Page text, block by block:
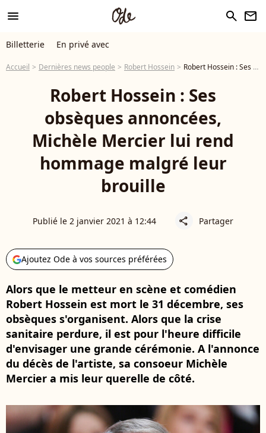
menu search newsletter
Billetterie En privé avec
Accueil Dernières news people Robert Hossein Robert Hossein : Ses obsèques annoncées, Michèle Mercier lui rend hommage malgré leur brouille
Robert Hossein : Ses
obsèques annoncées,
Michèle Mercier lui rend
hommage malgré leur
brouille
Publié le 2 janvier 2021 à 12:44 share Partager
Ajoutez Ode à vos sources préférées
Alors que le metteur en scène et comédien
Robert Hossein est mort le 31 décembre, ses
obsèques s'organisent. Alors que la crise
sanitaire perdure, il est pour l'heure difficile
d'envisager une grande cérémonie. A l'annonce
du décès de l'artiste, sa consoeur Michèle
Mercier a mis leur querelle de côté.